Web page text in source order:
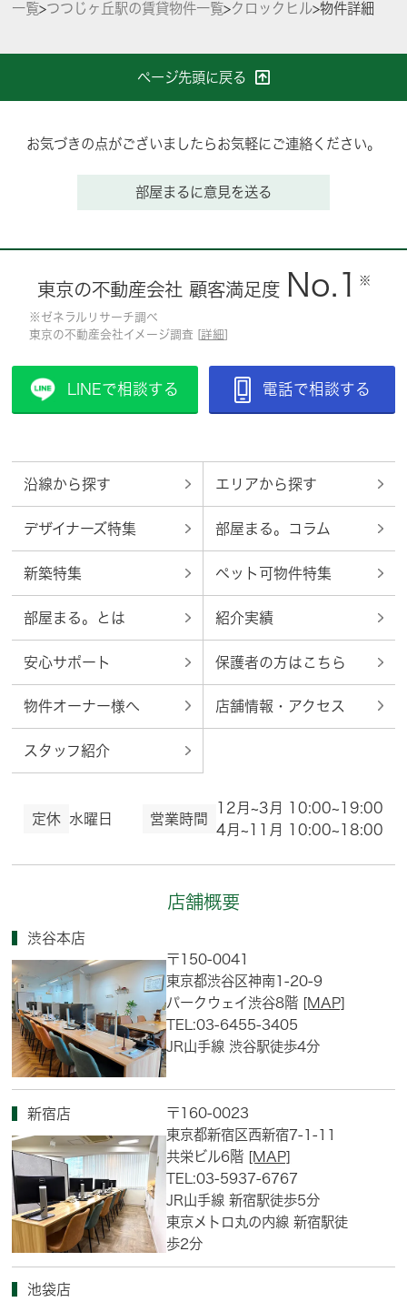
一覧>つつじヶ丘駅の賃貸物件一覧>クロックヒル>物件詳細
ページ先頭に戻る
お気づきの点がございましたらお気軽にご連絡ください。
部屋まるに意見を送る
東京の不動産会社 顧客満足度 No.1 ※
※ゼネラルリサーチ調べ
東京の不動産会社イメージ調査 [詳細]
LINEで相談する 電話で相談する
沿線から探す エリアから探す
デザイナーズ特集 部屋まる。コラム
新築特集 ペット可物件特集
部屋まる。とは 紹介実績
安心サポート 保護者の方はこちら
物件オーナー様へ 店舗情報・アクセス
スタッフ紹介
定休 水曜日 営業時間
12月~3月 10:00~19:00
4月~11月 10:00~18:00
店舗概要
渋谷本店
〒150-0041
東京都渋谷区神南1-20-9
パークウェイ渋谷8階 [MAP]
TEL:03-6455-3405
JR山手線 渋谷駅徒歩4分
新宿店
〒160-0023
東京都新宿区西新宿7-1-11
共栄ビル6階 [MAP]
TEL:03-5937-6767
JR山手線 新宿駅徒歩5分
東京メトロ丸の内線 新宿駅徒
歩2分
池袋店